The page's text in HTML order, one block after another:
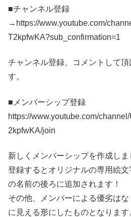
■チャンネル登録
→https://www.youtube.com/
T2kpfwKA?sub_confirmation=1
チャンネル登録、コメントして
す。
■メンバーシップ登録
https://www.youtube.com/
2kpfwKA/join
新しくメンバーシップを作成しま
登録するとオリジナルの専用絵
の名前の後ろに追加されます！
その他、メンバーによる優劣は
に見える形にしたものとなります